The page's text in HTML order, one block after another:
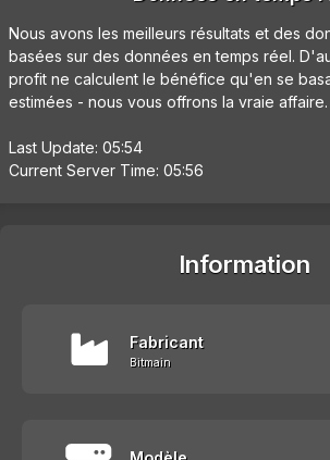
Nous avons les meilleurs résultats et des
basées sur des données en temps réel.
profit ne calculent le bénéfice qu'en se
estimées - nous vous offrons la vraie affaire.
Last Update: 05:54
Current Server Time: 05:56
Information
Fabricant
Bitmain